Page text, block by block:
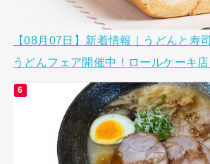
【08月07日】新着情報｜うどんと寿
うどんフェア開催中！ロールケーキ